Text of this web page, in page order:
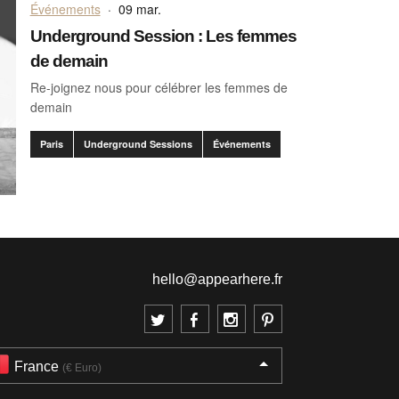
Événements · 09 mar.
Underground Session : Les femmes
de demain
Re-joignez nous pour célébrer les femmes de
demain
Paris Underground Sessions Événements
hello@appearhere.fr
France (€ Euro)